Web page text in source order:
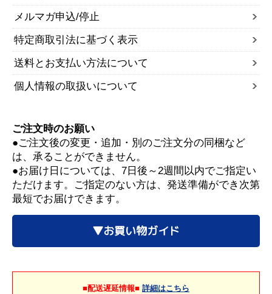
メルマガ申込/停止
特定商取引法に基づく表示
送料とお支払い方法について
個人情報の取扱いについて
ご注文時のお願い
●ご注文後の変更・追加・別のご注文分の同梱など
は、承ることができません。
●お届け日については、7日後～2週間以内でご指定い
ただけます。ご指定のない方は、発送準備ができ次第
最短でお届けできます。
▼お買い物ガイド
■配送遅延情報■ 詳細はこちら